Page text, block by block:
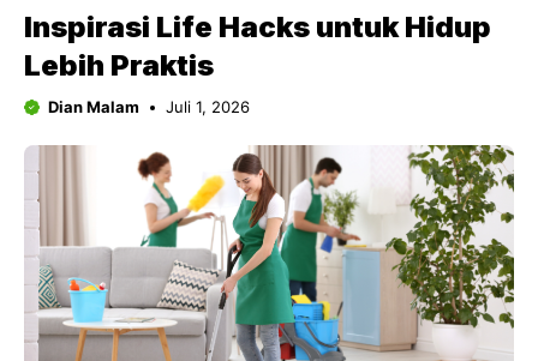
Inspirasi Life Hacks untuk Hidup
Lebih Praktis
Dian Malam Juli 1, 2026